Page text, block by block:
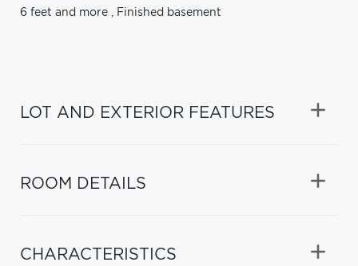
6 feet and more , Finished basement
LOT AND EXTERIOR FEATURES
ROOM DETAILS
CHARACTERISTICS